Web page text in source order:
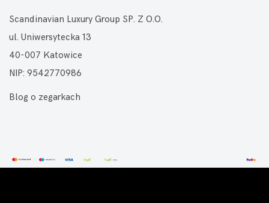
Scandinavian Luxury Group SP. Z O.O.
ul. Uniwersytecka 13
40-007 Katowice
NIP: 9542770986
Blog o zegarkach